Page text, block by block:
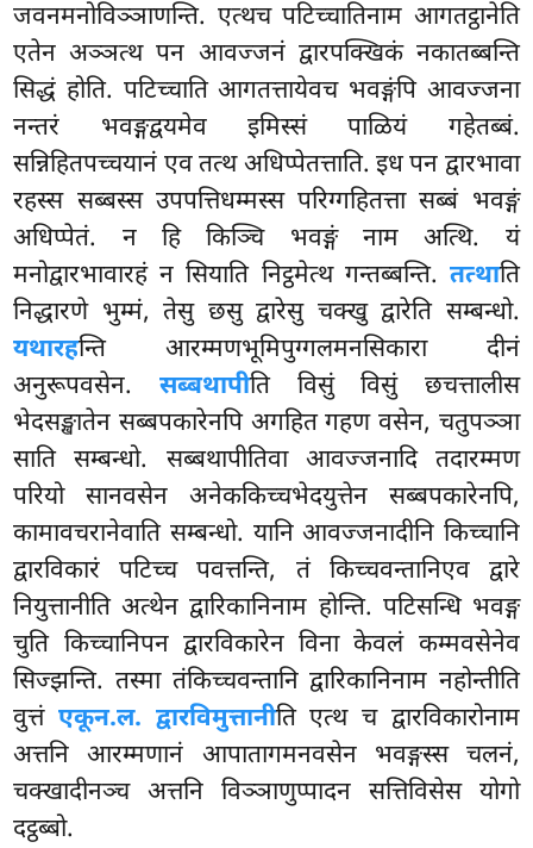
जवनमनोविञ्ञाणन्ति. एत्थच पटिच्चातिनाम आगतट्ठानेति
एतेन अञ्ञत्थ पन आवज्जनं द्वारपक्खिकं नकातब्बन्ति
सिद्धं होति. पटिच्चाति आगतत्तायेवच भवङ्गंपि आवज्जना
नन्तरं भवङ्गद्वयमेव इमिस्सं पाळियं गहेतब्बं.
सन्निहितपच्चयानं एव तत्थ अधिप्पेतत्ताति. इध पन द्वारभावा
रहस्स सब्बस्स उपपत्तिधम्मस्स परिग्गहितत्ता सब्बं भवङ्गं
अधिप्पेतं. न हि किञ्चि भवङ्गं नाम अत्थि. यं
मनोद्वारभावारहं न सियाति निट्ठमेत्थ गन्तब्बन्ति. तत्थाति
निद्धारणे भुम्मं, तेसु छसु द्वारेसु चक्खु द्वारेति सम्बन्धो.
यथारहन्ति आरम्मणभूमिपुग्गलमनसिकारा दीनं
अनुरूपवसेन. सब्बथापीति विसुं विसुं छचत्तालीस
भेदसङ्खातेन सब्बपकारेनपि अगहित गहण वसेन, चतुपञ्ञा
साति सम्बन्धो. सब्बथापीतिवा आवज्जनादि तदारम्मण
परियो सानवसेन अनेककिच्चभेदयुत्तेन सब्बपकारेनपि,
कामावचरानेवाति सम्बन्धो. यानि आवज्जनादीनि किच्चानि
द्वारविकारं पटिच्च पवत्तन्ति, तं किच्चवन्तानिएव द्वारे
नियुत्तानीति अत्थेन द्वारिकानिनाम होन्ति. पटिसन्धि भवङ्ग
चुति किच्चानिपन द्वारविकारेन विना केवलं कम्मवसेनेव
सिज्झन्ति. तस्मा तंकिच्चवन्तानि द्वारिकानिनाम नहोन्तीति
वुत्तं एकून.ल. द्वारविमुत्तानीति एत्थ च द्वारविकारोनाम
अत्तनि आरम्मणानं आपातागमनवसेन भवङ्गस्स चलनं,
चक्खादीनञ्च अत्तनि विञ्ञाणुप्पादन सत्तिविसेस योगो
दट्ठब्बो.